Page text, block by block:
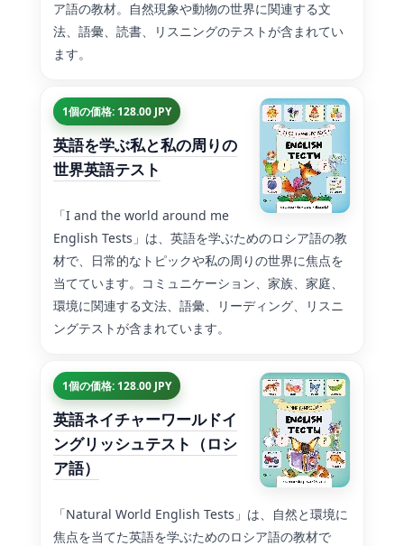
ア語の教材。自然現象や動物の世界に関連する文
法、語彙、読書、リスニングのテストが含まれてい
ます。
1個の価格: 128.00 JPY
英語を学ぶ私と私の周りの
世界英語テスト
「I and the world around me
English Tests」は、英語を学ぶためのロシア語の教
材で、日常的なトピックや私の周りの世界に焦点を
当てています。コミュニケーション、家族、家庭、
環境に関連する文法、語彙、リーディング、リスニ
ングテストが含まれています。
1個の価格: 128.00 JPY
英語ネイチャーワールドイ
ングリッシュテスト（ロシ
ア語）
「Natural World English Tests」は、自然と環境に
焦点を当てた英語を学ぶためのロシア語の教材で